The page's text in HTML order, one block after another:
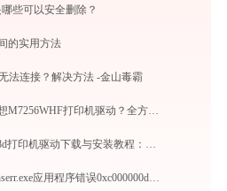
些可以安全删除？
的实用方法
法连接？解决方法 -金山毒霸
如何有效下载并安装联想M7256WHF打印机驱动？全方位指导手册
富士施乐DocuPrint P268d打印机驱动下载与安装教程：新手也能轻松搞定
WPS Office错误报告transerr.exe应用程序错误0xc000000d解决方法